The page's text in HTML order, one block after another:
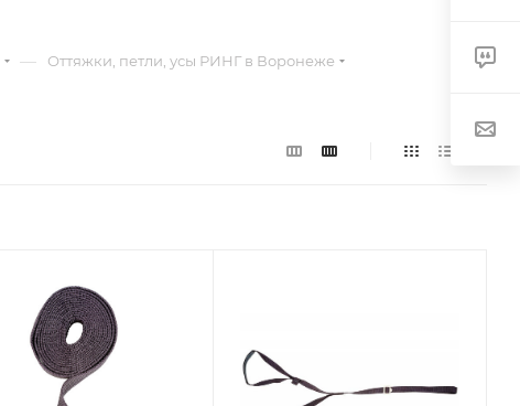
— Оттяжки, петли, усы РИНГ в Воронеже